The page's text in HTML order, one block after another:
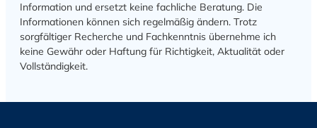
Information und ersetzt keine fachliche Beratung. Die
Informationen können sich regelmäßig ändern. Trotz
sorgfältiger Recherche und Fachkenntnis übernehme ich
keine Gewähr oder Haftung für Richtigkeit, Aktualität oder
Vollständigkeit.